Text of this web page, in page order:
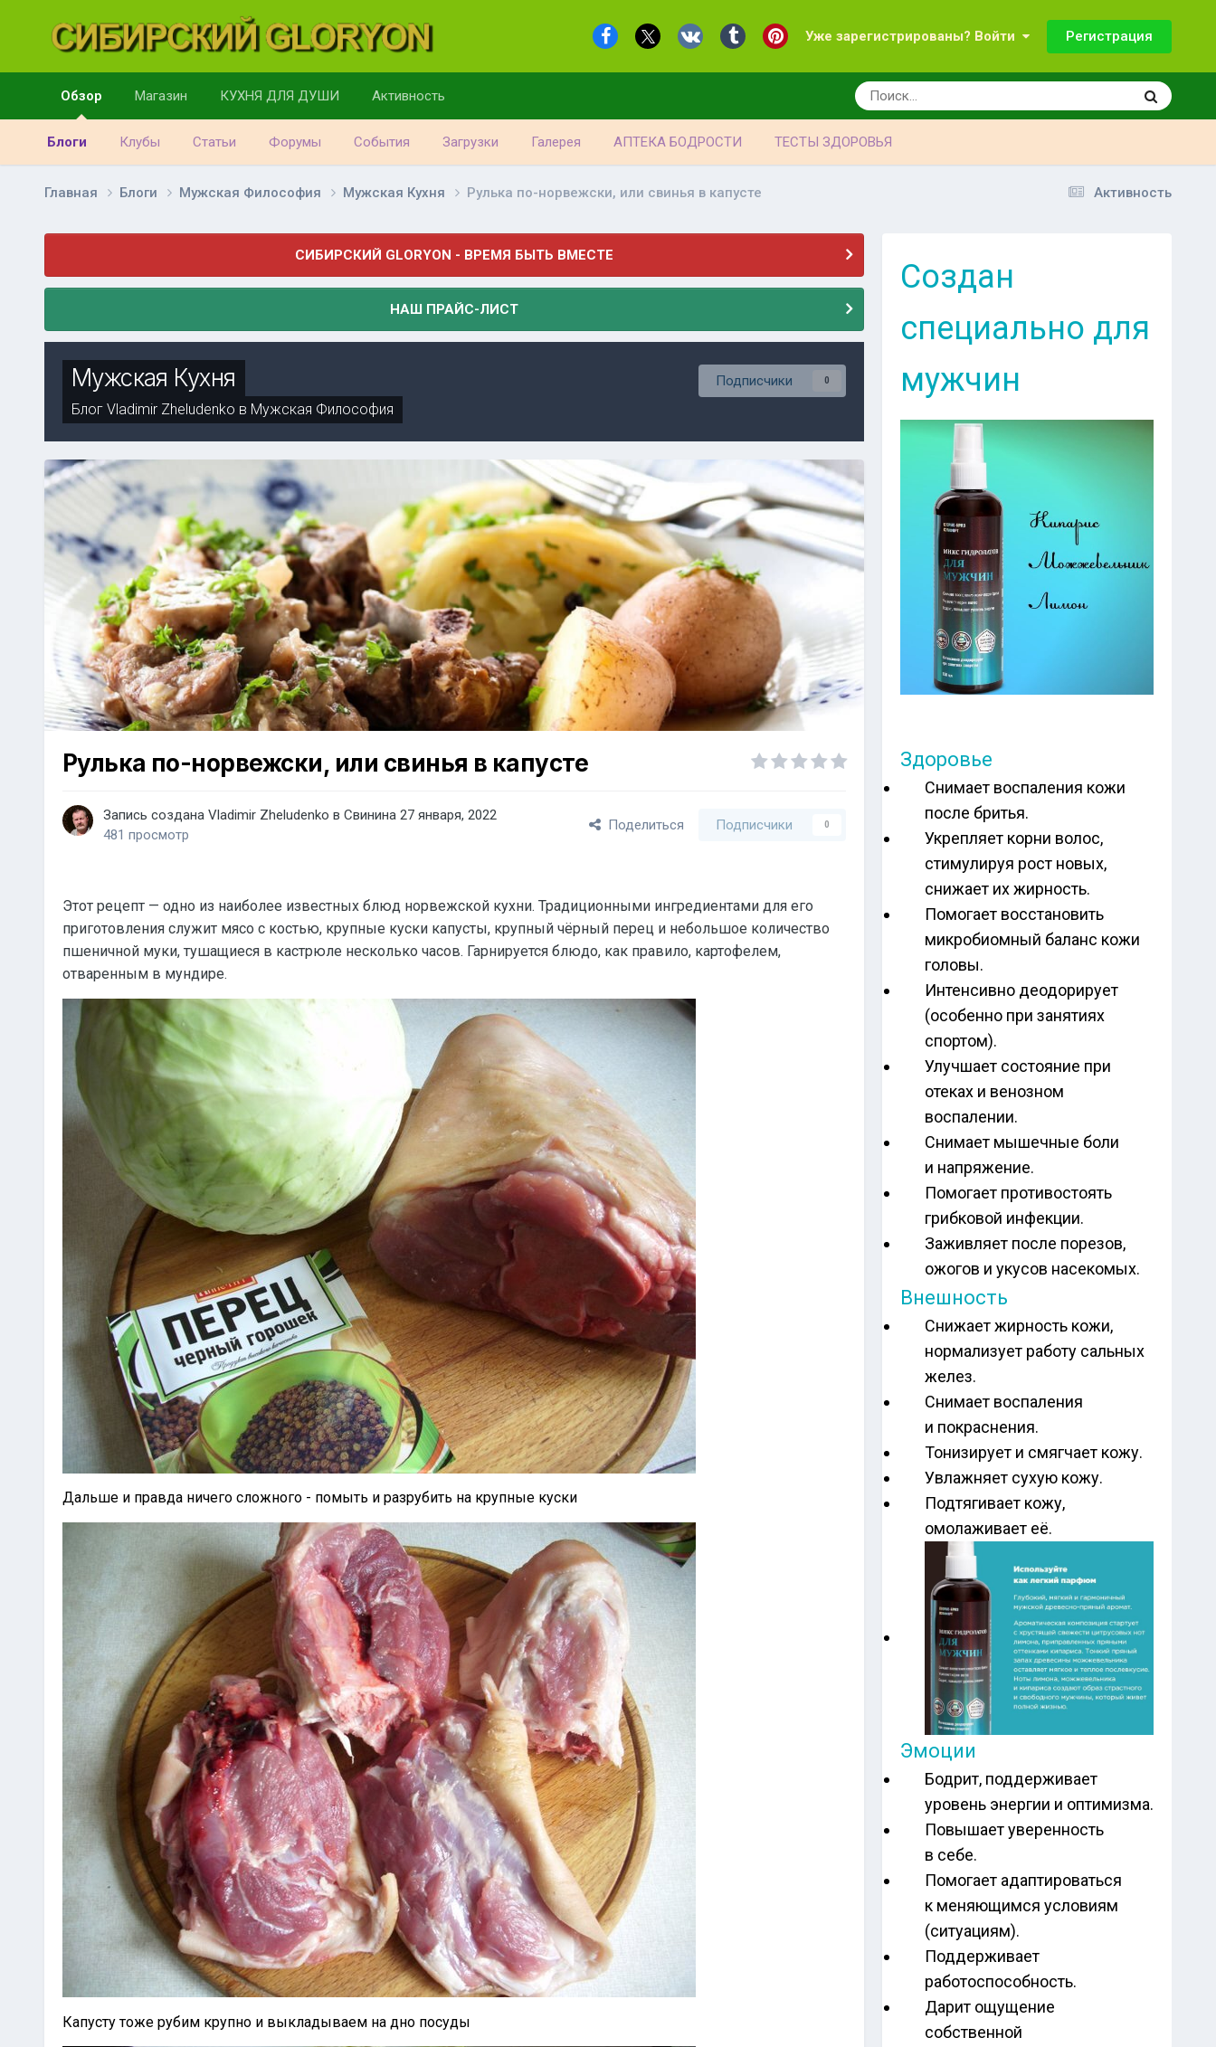
Уже зарегистрированы? Войти Регистрация
Обзор
Блоги Клубы Статьи Форумы События Загрузки Галерея АПТЕКА БОДРОСТИ ТЕСТЫ ЗДОРОВЬЯ
Магазин КУХНЯ ДЛЯ ДУШИ Активность
Активность
Главная Блоги Мужская Философия Мужская Кухня Рулька по-норвежски, или свинья в капусте
СИБИРСКИЙ GLORYON - ВРЕМЯ БЫТЬ ВМЕСТЕ
НАШ ПРАЙС-ЛИСТ
Подписчики 0
Мужская Кухня
Блог Vladimir Zheludenko в Мужская Философия
Рулька по-норвежски, или свинья в капусте
Запись создана Vladimir Zheludenko в Свинина 27 января, 2022
481 просмотр
Поделиться Подписчики 0
Этот рецепт — одно из наиболее известных блюд норвежской кухни. Традиционными ингредиентами для его
приготовления служит мясо с костью, крупные куски капусты, крупный чёрный перец и небольшое количество
пшеничной муки, тушащиеся в кастрюле несколько часов. Гарнируется блюдо, как правило, картофелем,
отваренным в мундире.
Дальше и правда ничего сложного - помыть и разрубить на крупные куски
Капусту тоже рубим крупно и выкладываем на дно посуды
Создан
специально для
мужчин
Здоровье
Снимает воспаления кожи
после бритья.
Укрепляет корни волос,
стимулируя рост новых,
снижает их жирность.
Помогает восстановить
микробиомный баланс кожи
головы.
Интенсивно деодорирует
(особенно при занятиях
спортом).
Улучшает состояние при
отеках и венозном
воспалении.
Снимает мышечные боли
и напряжение.
Помогает противостоять
грибковой инфекции.
Заживляет после порезов,
ожогов и укусов насекомых.
Внешность
Снижает жирность кожи,
нормализует работу сальных
желез.
Снимает воспаления
и покраснения.
Тонизирует и смягчает кожу.
Увлажняет сухую кожу.
Подтягивает кожу,
омолаживает её.
Эмоции
Бодрит, поддерживает
уровень энергии и оптимизма.
Повышает уверенность
в себе.
Помогает адаптироваться
к меняющимся условиям
(ситуациям).
Поддерживает
работоспособность.
Дарит ощущение
собственной